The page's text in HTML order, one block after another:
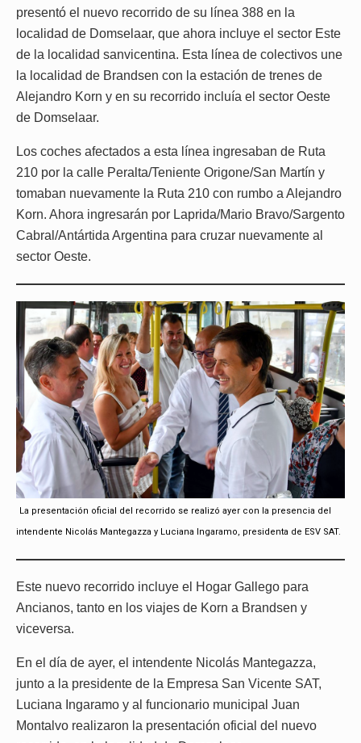
presentó el nuevo recorrido de su línea 388 en la
localidad de Domselaar, que ahora incluye el sector Este
de la localidad sanvicentina. Esta línea de colectivos une
la localidad de Brandsen con la estación de trenes de
Alejandro Korn y en su recorrido incluía el sector Oeste
de Domselaar.
Los coches afectados a esta línea ingresaban de Ruta
210 por la calle Peralta/Teniente Origone/San Martín y
tomaban nuevamente la Ruta 210 con rumbo a Alejandro
Korn. Ahora ingresarán por Laprida/Mario Bravo/Sargento
Cabral/Antártida Argentina para cruzar nuevamente al
sector Oeste.
La presentación oficial del recorrido se realizó ayer con la presencia del
intendente Nicolás Mantegazza y Luciana Ingaramo, presidenta de ESV SAT.
Este nuevo recorrido incluye el Hogar Gallego para
Ancianos, tanto en los viajes de Korn a Brandsen y
viceversa.
En el día de ayer, el intendente Nicolás Mantegazza,
junto a la presidente de la Empresa San Vicente SAT,
Luciana Ingaramo y al funcionario municipal Juan
Montalvo realizaron la presentación oficial del nuevo